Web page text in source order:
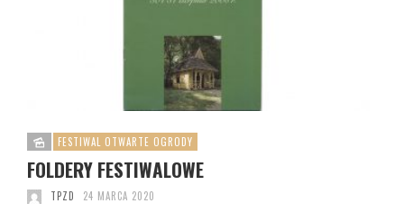
FESTIWAL OTWARTE OGRODY
FOLDERY FESTIWALOWE
TPZD 24 MARCA 2020